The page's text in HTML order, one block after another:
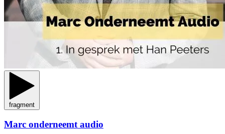
fragment
Marc onderneemt audio